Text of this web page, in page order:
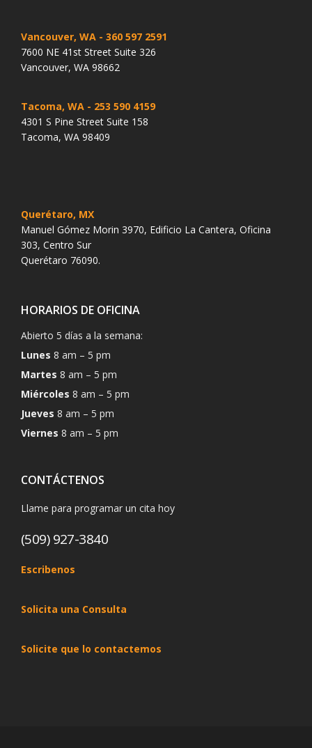
Vancouver, WA - 360 597 2591
7600 NE 41st Street Suite 326
Vancouver, WA 98662
Tacoma, WA - 253 590 4159
4301 S Pine Street Suite 158
Tacoma, WA 98409
Querétaro, MX
Manuel Gómez Morin 3970, Edificio La Cantera, Oficina
303, Centro Sur
Querétaro 76090.
HORARIOS DE OFICINA
Abierto 5 días a la semana:
Lunes 8 am – 5 pm
Martes 8 am – 5 pm
Miércoles 8 am – 5 pm
Jueves 8 am – 5 pm
Viernes 8 am – 5 pm
CONTÁCTENOS
Llame para programar un cita hoy
(509) 927-3840
Escribenos
Solicita una Consulta
Solicite que lo contactemos